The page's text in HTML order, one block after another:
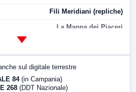
Fili Meridiani (repliche)
La Mappa dei Piaceri
LabNews (replica)
sul digitale terrestre
84 (in Campania)
268 (DDT Nazionale)